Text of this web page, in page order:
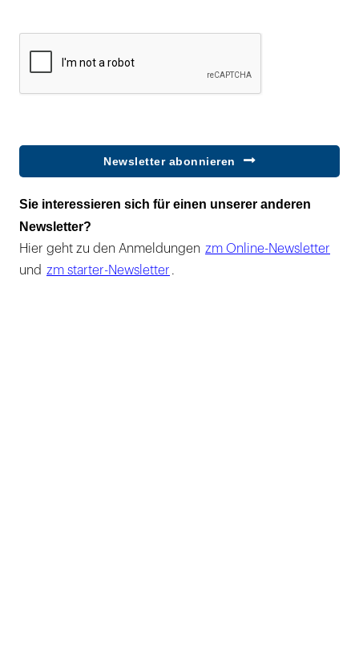
Newsletter abonnieren
Sie interessieren sich für einen unserer anderen
Newsletter?
Hier geht zu den Anmeldungen zm Online-Newsletter
und zm starter-Newsletter .